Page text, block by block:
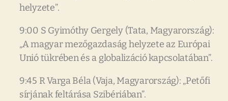
helyzete”.
9:00 S Gyimóthy Gergely (Tata, Magyarország):
„A magyar mezőgazdaság helyzete az Európai
Unió tükrében és a globalizáció kapcsolatában”.
9:45 R Varga Béla (Vaja, Magyarország): „Petőfi
sírjának feltárása Szibériában”.